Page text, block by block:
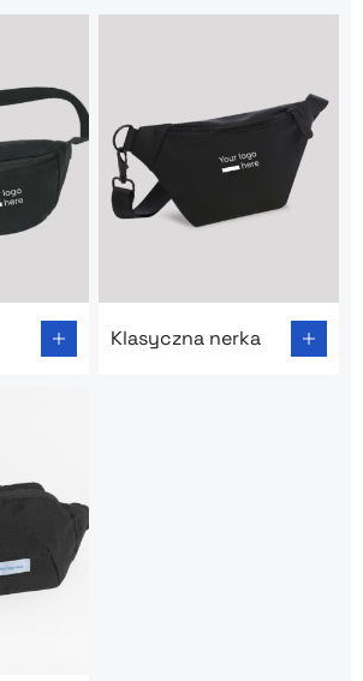
Klasyczna nerka